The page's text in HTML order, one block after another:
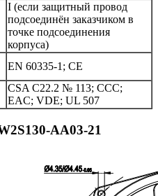
I (если защитный провод
подсоединён заказчиком в
точке подсоединения
корпуса)
EN 60335-1; CE
CSA C22.2 № 113; CCC;
EAC; VDE; UL 507
AA03-21